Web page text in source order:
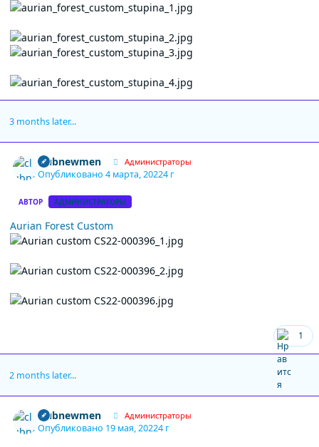
3 months later...
clubnewmen Администраторы
Опубликовано4 марта, 20224 г
АВТОР АДМИНИСТРАТОРЫ
Aurian Forest Custom
1
2 months later...
clubnewmen Администраторы
Опубликовано 19 мая, 20224 г